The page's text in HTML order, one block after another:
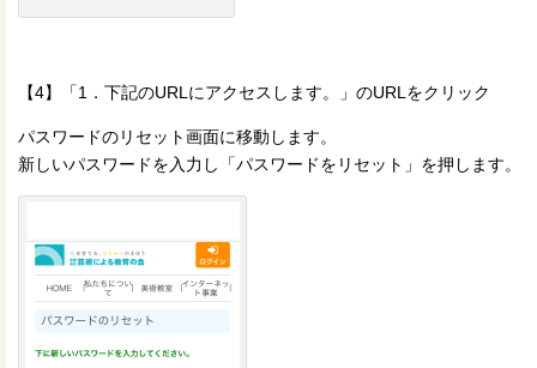
【4】「1．下記のURLにアクセスします。」のURLをクリック
パスワードのリセット画面に移動します。
新しいパスワードを入力し「パスワードをリセット」を押します。